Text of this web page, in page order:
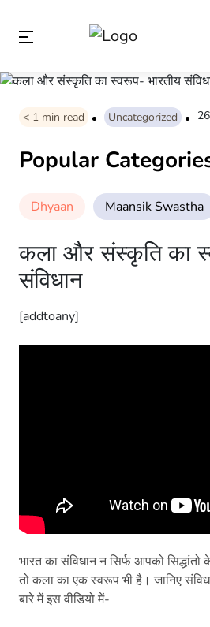
< 1 min read Uncategorized
Popular
Dhyaan Maansik Swastha
कला और संस्कृति का
संविधान
[addtoany]
भारत का संविधान न सिर्फ आपको सिद्धांतो
तो कला का एक स्वरूप भी है। जानिए
बारे में इस वीडियो में-